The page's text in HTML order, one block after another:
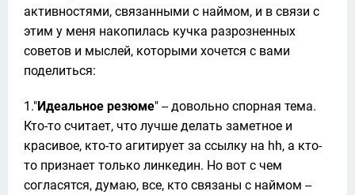
активностями, связанными с наймом, и в связи с
этим у меня накопилась кучка разрозненных
советов и мыслей, которыми хочется с вами
поделиться:
1."Идеальное резюме" -- довольно спорная тема.
Кто-то считает, что лучше делать заметное и
красивое, кто-то агитирует за ссылку на hh, а кто-
то признает только линкедин. Но вот с чем
согласятся, думаю, все, кто связаны с наймом --